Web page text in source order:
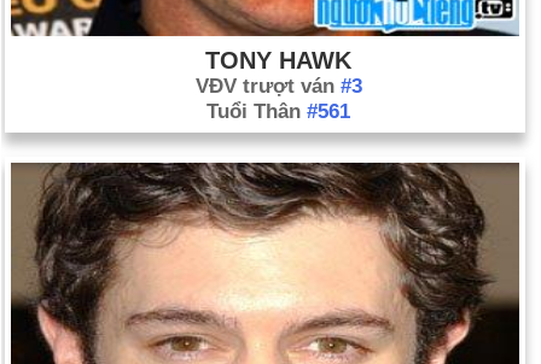
TONY HAWK
VĐV trượt ván #3
Tuổi Thân #561